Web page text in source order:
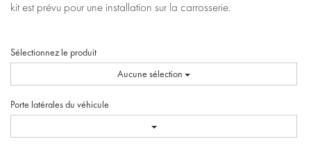
kit est prévu pour une installation sur la carrosserie.
Sélectionnez le produit
Aucune sélection
Porte latérales du véhicule